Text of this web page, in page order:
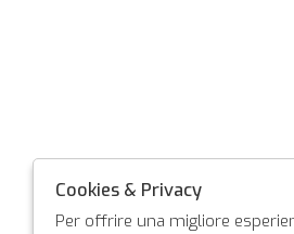
Cookies & Privacy
Per offrire una migliore